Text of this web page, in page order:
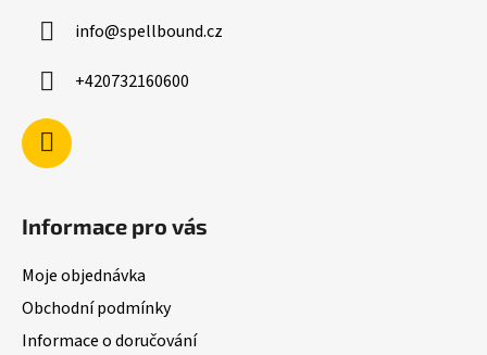
info@spellbound.cz
+420732160600
Informace pro vás
Moje objednávka
Obchodní podmínky
Informace o doručování